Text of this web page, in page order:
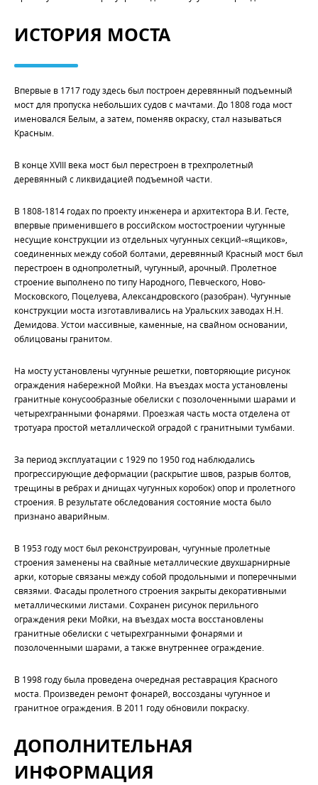
ИСТОРИЯ МОСТА
Впервые в 1717 году здесь был построен деревянный подъемный
мост для пропуска небольших судов с мачтами. До 1808 года мост
именовался Белым, а затем, поменяв окраску, стал называться
Красным.
В конце XVIII века мост был перестроен в трехпролетный
деревянный с ликвидацией подъемной части.
В 1808-1814 годах по проекту инженера и архитектора В.И. Гесте,
впервые применившего в российском мостостроении чугунные
несущие конструкции из отдельных чугунных секций-«ящиков»,
соединенных между собой болтами, деревянный Красный мост был
перестроен в однопролетный, чугунный, арочный. Пролетное
строение выполнено по типу Народного, Певческого, Ново-
Московского, Поцелуева, Александровского (разобран). Чугунные
конструкции моста изготавливались на Уральских заводах Н.Н.
Демидова. Устои массивные, каменные, на свайном основании,
облицованы гранитом.
На мосту установлены чугунные решетки, повторяющие рисунок
ограждения набережной Мойки. На въездах моста установлены
гранитные конусообразные обелиски с позолоченными шарами и
четырехгранными фонарями. Проезжая часть моста отделена от
тротуара простой металлической оградой с гранитными тумбами.
За период эксплуатации с 1929 по 1950 год наблюдались
прогрессирующие деформации (раскрытие швов, разрыв болтов,
трещины в ребрах и днищах чугунных коробок) опор и пролетного
строения. В результате обследования состояние моста было
признано аварийным.
В 1953 году мост был реконструирован, чугунные пролетные
строения заменены на свайные металлические двухшарнирные
арки, которые связаны между собой продольными и поперечными
связями. Фасады пролетного строения закрыты декоративными
металлическими листами. Сохранен рисунок перильного
ограждения реки Мойки, на въездах моста восстановлены
гранитные обелиски с четырехгранными фонарями и
позолоченными шарами, а также внутреннее ограждение.
В 1998 году была проведена очередная реставрация Красного
моста. Произведен ремонт фонарей, воссозданы чугунное и
гранитное ограждения. В 2011 году обновили покраску.
ДОПОЛНИТЕЛЬНАЯ
ИНФОРМАЦИЯ